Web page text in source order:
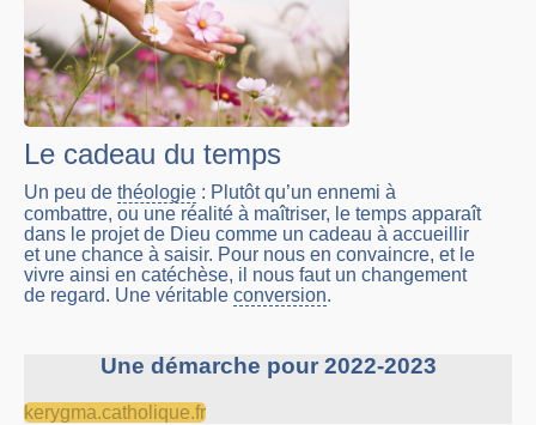
Le cadeau du temps
Un peu de théologie : Plutôt qu’un ennemi à
combattre, ou une réalité à maîtriser, le temps apparaît
dans le projet de Dieu comme un cadeau à accueillir
et une chance à saisir. Pour nous en convaincre, et le
vivre ainsi en catéchèse, il nous faut un changement
de regard. Une véritable conversion.
Une démarche pour 2022-2023
kerygma.catholique.fr